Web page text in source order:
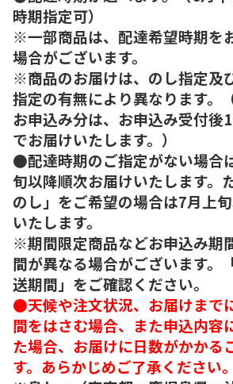
時期指定可）
※一部商品は、配達希望時期を
場合がございます。
※商品のお届けは、のし指定及
指定の有無により異なります。
お申込み分は、お申込み受付後
でお届けいたします。）
●配達時期のご指定がない場合
旬以降順次お届けいたします。
のし」をご希望の場合は7月上
いたします。
※期間限定商品などお申込み期
間が異なる場合がございます。
送期間」をご確認ください。
●天候や注文状況、お届けまで
間をはさむ場合、また申込内容
た場合、お届けに日数がかかる
す。あらかじめご了承ください。